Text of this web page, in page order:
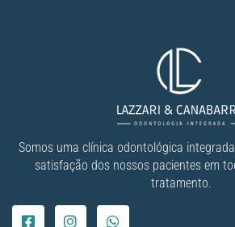
Somos uma clínica odontológica
satisfação dos nossos pacientes em
tratamento.